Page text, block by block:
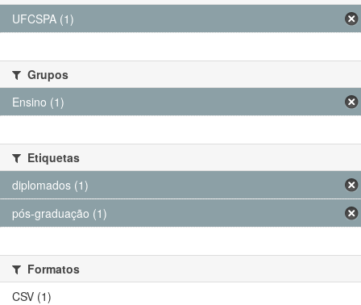
UFCSPA (1)
Grupos
Ensino (1)
Etiquetas
diplomados (1)
pós-graduação (1)
Formatos
CSV (1)